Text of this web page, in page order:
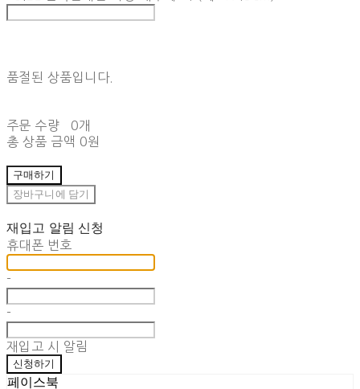
품절된 상품입니다.
주문 수량
0개
총 상품 금액 0원
구매하기
장바구니에 담기
재입고 알림 신청
휴대폰 번호
-
-
재입고 시 알림
신청하기
페이스북